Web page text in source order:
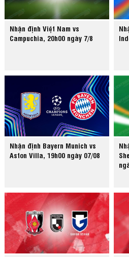
Nhận định Việt Nam vs
Campuchia, 20h00 ngày 7/8
Nhận định Bayern Munich vs
Aston Villa, 19h00 ngày 07/08